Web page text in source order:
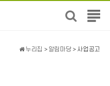
전
뉴
누리집 > 알림마당 > 사업공고